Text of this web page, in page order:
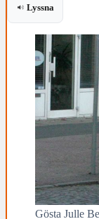
Lyssna
Gösta Julle